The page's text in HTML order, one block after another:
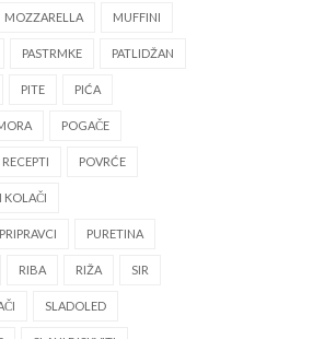
MOZZARELLA MUFFINI
PASTRMKE PATLIDŽAN
PITE PIĆA
POGAČE
POVRĆE
KOLAČI
PURETINA
RIBA RIŽA SIR
SLADOLED